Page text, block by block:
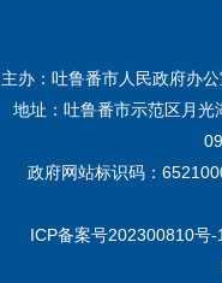
主办：吐鲁番市人民政府办公
地址：吐鲁番市示范区月光
政府网站标识码：
ICP备案号202300810号-1